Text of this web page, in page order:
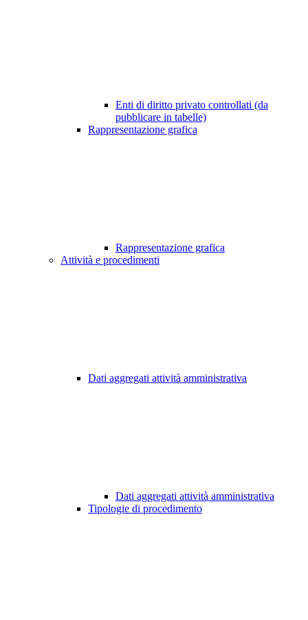
Enti di diritto privato controllati (da
pubblicare in tabelle)
Rappresentazione grafica
Rappresentazione grafica
Attività e procedimenti
Dati aggregati attività amministrativa
Dati aggregati attività amministrativa
Tipologie di procedimento